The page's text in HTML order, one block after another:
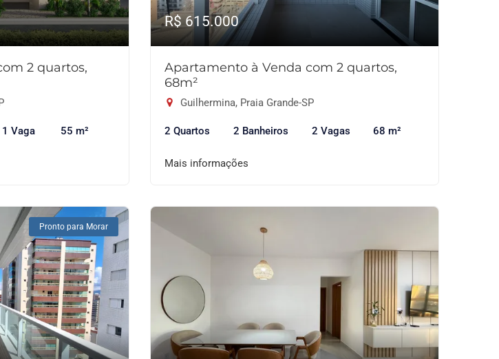
2 quartos,
1 Vaga 55 m²
R$ 615.000
Apartamento à Venda com 2 quartos,
68m²
Guilhermina, Praia Grande-SP
2 Quartos 2 Banheiros 2 Vagas 68 m²
Mais informações
Pronto para Morar